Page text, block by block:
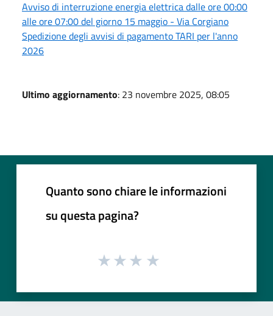
Avviso di interruzione energia elettrica dalle ore 00:00
alle ore 07:00 del giorno 15 maggio - Via Corgiano
Spedizione degli avvisi di pagamento TARI per l'anno
2026
Ultimo aggiornamento: 23 novembre 2025, 08:05
Quanto sono chiare le informazioni
su questa pagina?